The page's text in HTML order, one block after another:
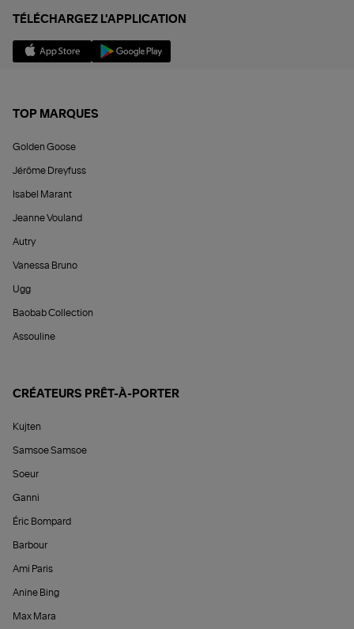
TÉLÉCHARGEZ L'APPLICATION
TOP MARQUES
Golden Goose
Jérôme Dreyfuss
Isabel Marant
Jeanne Vouland
Autry
Vanessa Bruno
Ugg
Baobab Collection
Assouline
CRÉATEURS PRÊT-À-PORTER
Kujten
Samsoe Samsoe
Soeur
Ganni
Éric Bompard
Barbour
Ami Paris
Anine Bing
Max Mara